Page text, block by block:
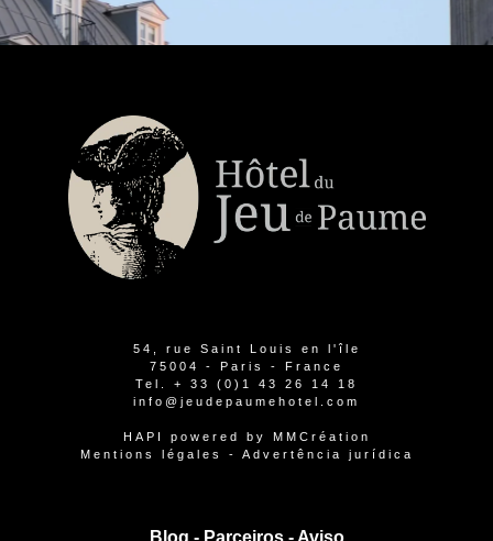
54, rue Saint Louis en l'île
75004 - Paris - France
Tel. + 33 (0)1 43 26 14 18
info@jeudepaumehotel.com
HAPI powered by MMCréation
Mentions légales
- Advertência jurídica